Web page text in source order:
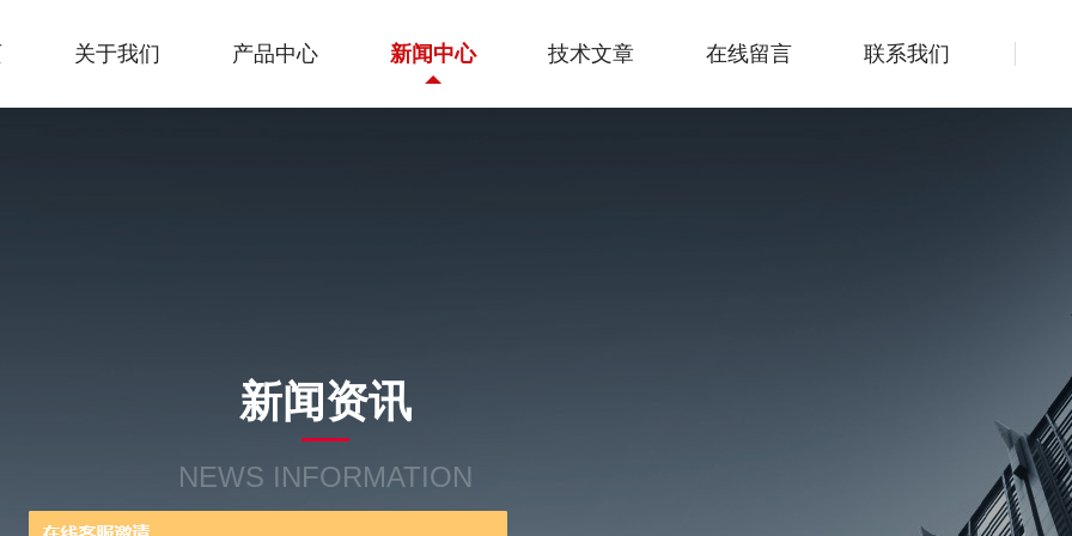
关于我们 产品中心 新闻中心 技术文章 在线留言 联系我们
新闻资讯
NEWS INFORMATION